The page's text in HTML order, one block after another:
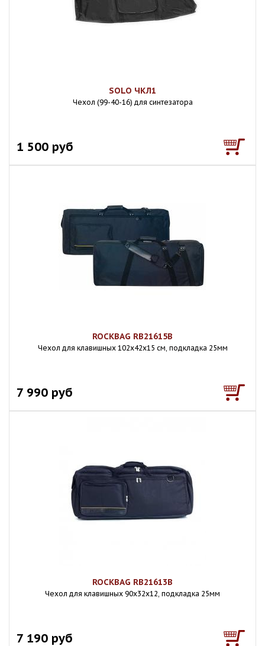
SOLO ЧКЛ1
Чехол (99-40-16) для синтезатора
1 500 руб
ROCKBAG RB21615B
Чехол для клавишных 102х42х15 см, подкладка 25мм
7 990 руб
ROCKBAG RB21613B
Чехол для клавишных 90х32х12, подкладка 25мм
7 190 руб